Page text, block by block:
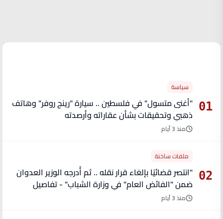
01
سياسة
"أغنى متسول" في فلسطين .. سيارة "رينج روفر" وهاتف
ذهبي وتحقيقات بشأن عقاراته وأرصدته
منذ 3 أيام
02
ملفات ساخنة
"انتصر قضائيًا بإلغاء قرار نقله .. ثم أُدرجه الوزير العدوان
ضمن "الفائض العام" في وزارة الشباب" - تفاصيل
منذ 3 أيام